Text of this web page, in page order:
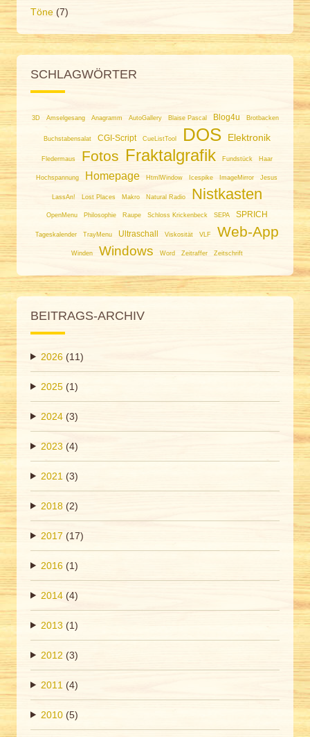
Töne (7)
SCHLAGWÖRTER
3D Amselgesang Anagramm AutoGallery Blaise Pascal Blog4u Brotbacken
Buchstabensalat CGI-Script CueListTool DOS Elektronik
Fledermaus Fotos Fraktalgrafik Fundstück Haar
Hochspannung Homepage HtmlWindow Icespike ImageMirror Jesus
LassAn! Lost Places Makro Natural Radio Nistkasten
OpenMenu Philosophie Raupe Schloss Krickenbeck SEPA SPRICH
Tageskalender TrayMenu Ultraschall Viskosität VLF Web-App
Winden Windows Word Zeitraffer Zeitschrift
BEITRAGS-ARCHIV
2026 (11)
2025 (1)
2024 (3)
2023 (4)
2021 (3)
2018 (2)
2017 (17)
2016 (1)
2014 (4)
2013 (1)
2012 (3)
2011 (4)
2010 (5)